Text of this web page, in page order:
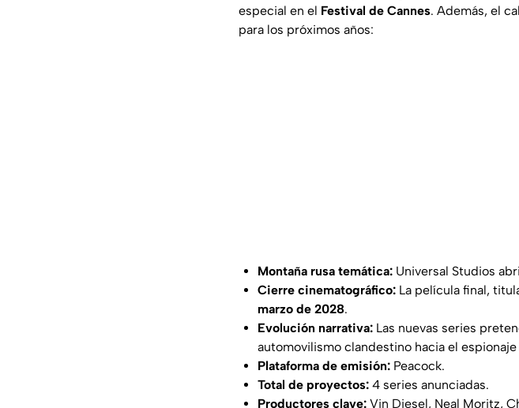
especial en el Festival de Cannes. Además, el
para los próximos años:
Montaña rusa temática: Universal Studios
Cierre cinematográfico: La película final,
marzo de 2028.
Evolución narrativa: Las nuevas series
automovilismo clandestino hacia el
Plataforma de emisión: Peacock.
Total de proyectos: 4 series anunciadas.
Productores clave: Vin Diesel, Neal Moritz,